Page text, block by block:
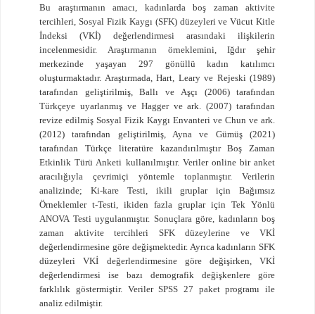
Bu araştırmanın amacı, kadınlarda boş zaman aktivite
tercihleri, Sosyal Fizik Kaygı (SFK) düzeyleri ve Vücut Kitle
İndeksi (VKİ) değerlendirmesi arasındaki ilişkilerin
incelenmesidir. Araştırmanın örneklemini, Iğdır şehir
merkezinde yaşayan 297 gönüllü kadın katılımcı
oluşturmaktadır. Araştırmada, Hart, Leary ve Rejeski (1989)
tarafından geliştirilmiş, Ballı ve Aşçı (2006) tarafından
Türkçeye uyarlanmış ve Hagger ve ark. (2007) tarafından
revize edilmiş Sosyal Fizik Kaygı Envanteri veChun veark.
(2012) tarafından geliştirilmiş, Ayna ve Gümüş (2021)
tarafından Türkçe literatüre kazandırılmıştır Boş Zaman
Etkinlik Türü Anketi kullanılmıştır. Veriler online bir anket
aracılığıyla çevrimiçi yöntemle toplanmıştır. Verilerin
analizinde; Ki-kare Testi, ikili gruplar için Bağımsız
Örneklemler t-Testi, ikiden fazla gruplar için Tek Yönlü
ANOVA Testi uygulanmıştır. Sonuçlara göre, kadınların boş
zaman aktivite tercihleri SFK düzeylerine ve VKİ
değerlendirmesine göre değişmektedir. Ayrıca kadınların SFK
düzeyleri VKİ değerlendirmesine göre değişirken, VKİ
değerlendirmesi ise bazı demografik değişkenlere göre
farklılık göstermiştir. Veriler SPSS 27 paket programı ile
analiz edilmiştir.